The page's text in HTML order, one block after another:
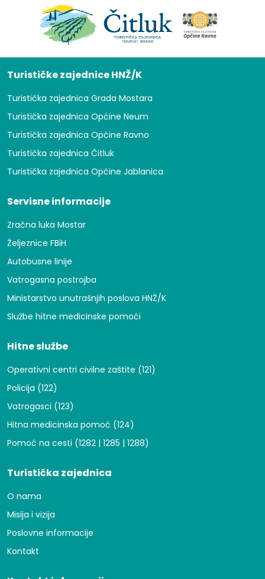
Turističke zajednice HNŽ/K
Turistička zajednica Grada Mostara
Turistička zajednica Općine Neum
Turistička zajednica Općine Ravno
Turistička zajednica Čitluk
Turistička zajednica Općine Jablanica
Servisne informacije
Zračna luka Mostar
Željeznice FBiH
Autobusne linije
Vatrogasna postrojba
Ministarstvo unutrašnjih poslova HNŽ/K
Službe hitne medicinske pomoći
Hitne službe
Operativni centri civilne zaštite (121)
Policija (122)
Vatrogasci (123)
Hitna medicinska pomoć (124)
Pomoć na cesti (1282 | 1285 | 1288)
Turistička zajednica
O nama
Misija i vizija
Poslovne informacije
Kontakt